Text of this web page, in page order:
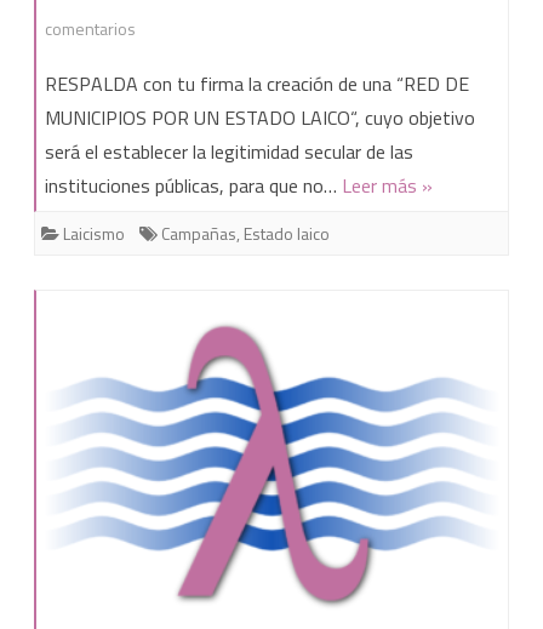
comentarios
la
Campaña
por
una
Municipios
por
un
Estado
Laico
RESPALDA con tu firma la creación de una “RED DE
MUNICIPIOS POR UN ESTADO LAICO“, cuyo objetivo
será el establecer la legitimidad secular de las
instituciones públicas, para que no… Leer más »
Laicismo Campañas, Estado laico